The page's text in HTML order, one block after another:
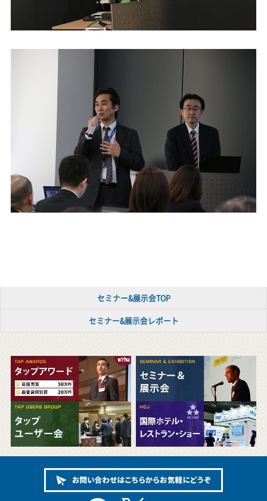
セミナー&展示会TOP
セミナー&展示会レポート